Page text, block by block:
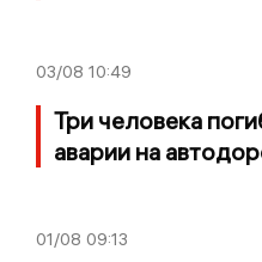
03/08 10:49
Три человека
аварии на
01/08 09:13